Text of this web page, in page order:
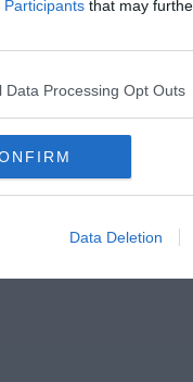
Participants that may
Data Processing Opt Outs
Data Deletion
argentino